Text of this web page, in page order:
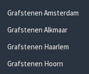
Grafstenen Amsterdam
Grafstenen Alkmaar
Grafstenen Haarlem
Grafstenen Hoorn